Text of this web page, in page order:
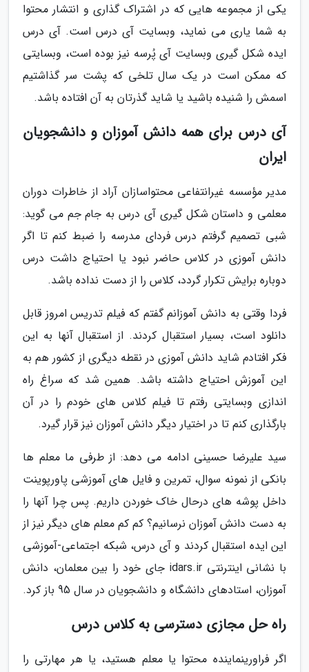
یکی از مجموعه هایی که در اشتراک گذاری و انتشار محتوا
به شما یاری می نماید، وبسایت آی درس است. آی درس
ایده شکل گیری وبسایت آی پُرسه نیز بوده است، وبسایتی
که ممکن است در یک سال تلخی که پشت سر گذاشتیم
اسمش را شنیده باشید یا شاید گذرتان به آن افتاده باشد.
آی درس برای همه دانش آموزان و دانشجویان
ایران
مدیر مؤسسه غیرانتفاعی محتواسازان آراد از خاطرات دوران
معلمی و داستان شکل گیری آی درس به جام جم می گوید:
شبی تصمیم گرفتم درس فردای مدرسه را ضبط کنم تا اگر
دانش آموزی در کلاس حاضر نبود یا احتیاج داشت درس
دوباره برایش تکرار گردد، کلاس را از دست نداده باشد.
فردا وقتی به دانش آموزانم گفتم که فیلم تدریس امروز قابل
دانلود است، بسیار استقبال کردند. از استقبال آنها به این
فکر افتادم شاید دانش آموزی در نقطه دیگری از کشور هم به
این آموزش احتیاج داشته باشد. همین شد که سراغ راه
اندازی وبسایتی رفتم تا فیلم کلاس های خودم را در آن
بارگذاری کنم تا در اختیار دیگر دانش آموزان نیز قرار گیرد.
سید علیرضا حسینی ادامه می دهد: از طرفی ما معلم ها
بانکی از نمونه سوال، تمرین و فایل های آموزشی پاورپوینت
داخل پوشه های درحال خاک خوردن داریم. پس چرا آنها را
به دست دانش آموزان نرسانیم؟ کم کم معلم های دیگر نیز از
این ایده استقبال کردند و آی درس، شبکه اجتماعی-آموزشی
با نشانی اینترنتی idars.ir جای خود را بین معلمان، دانش
آموزان، استادهای دانشگاه و دانشجویان در سال 95 باز کرد.
راه حل مجازی دسترسی به کلاس درس
اگر فراورینماینده محتوا یا معلم هستید، یا هر مهارتی را